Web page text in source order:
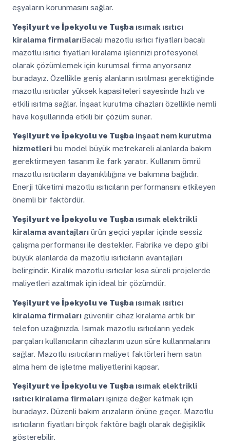
eşyaların korunmasını sağlar.
Yeşilyurt ve İpekyolu ve Tuşba ısımak ısıtıcı
kiralama firmalarıBacalı mazotlu ısıtıcı fiyatları bacalı
mazotlu ısıtıcı fiyatları kiralama işlerinizi profesyonel
olarak çözümlemek için kurumsal firma arıyorsanız
buradayız. Özellikle geniş alanların ısıtılması gerektiğinde
mazotlu ısıtıcılar yüksek kapasiteleri sayesinde hızlı ve
etkili ısıtma sağlar. İnşaat kurutma cihazları özellikle nemli
hava koşullarında etkili bir çözüm sunar.
Yeşilyurt ve İpekyolu ve Tuşba inşaat nem kurutma
hizmetleribu model büyük metrekareli alanlarda bakım
gerektirmeyen tasarım ile fark yaratır. Kullanım ömrü
mazotlu ısıtıcıların dayanıklılığına ve bakımına bağlıdır.
Enerji tüketimi mazotlu ısıtıcıların performansını etkileyen
önemli bir faktördür.
Yeşilyurt ve İpekyolu ve Tuşba ısımak elektrikli
kiralama avantajlarıürün geçici yapılar içinde sessiz
çalışma performansı ile destekler. Fabrika ve depo gibi
büyük alanlarda da mazotlu ısıtıcıların avantajları
belirgindir. Kiralık mazotlu ısıtıcılar kısa süreli projelerde
maliyetleri azaltmak için ideal bir çözümdür.
Yeşilyurt ve İpekyolu ve Tuşba ısımak ısıtıcı
kiralama firmalarıgüvenilir cihaz kiralama artık bir
telefon uzağınızda. Isımak mazotlu ısıtıcıların yedek
parçaları kullanıcıların cihazlarını uzun süre kullanmalarını
sağlar. Mazotlu ısıtıcıların maliyet faktörleri hem satın
alma hem de işletme maliyetlerini kapsar.
Yeşilyurt ve İpekyolu ve Tuşba ısımak elektrikli
ısıtıcı kiralama firmalarıişinize değer katmak için
buradayız. Düzenli bakım arızaların önüne geçer. Mazotlu
ısıtıcıların fiyatları birçok faktöre bağlı olarak değişiklik
gösterebilir.